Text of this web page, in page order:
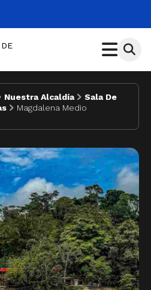
Nuestra Alcaldía
Sala De
Magdalena Medio